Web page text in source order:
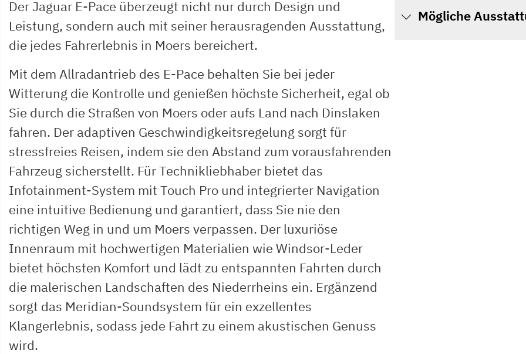
Der Jaguar E-Pace überzeugt nicht nur durch Design und
Leistung, sondern auch mit seiner herausragenden Ausstattung,
die jedes Fahrerlebnis in Moers bereichert.
Mit dem Allradantrieb des E-Pace behalten Sie bei jeder
Witterung die Kontrolle und genießen höchste Sicherheit, egal ob
Sie durch die Straßen von Moers oder aufs Land nach Dinslaken
fahren. Der adaptiven Geschwindigkeitsregelung sorgt für
stressfreies Reisen, indem sie den Abstand zum vorausfahrenden
Fahrzeug sicherstellt. Für Technikliebhaber bietet das
Infotainment-System mit Touch Pro und integrierter Navigation
eine intuitive Bedienung und garantiert, dass Sie nie den
richtigen Weg in und um Moers verpassen. Der luxuriöse
Innenraum mit hochwertigen Materialien wie Windsor-Leder
bietet höchsten Komfort und lädt zu entspannten Fahrten durch
die malerischen Landschaften des Niederrheins ein. Ergänzend
sorgt das Meridian-Soundsystem für ein exzellentes
Klangerlebnis, sodass jede Fahrt zu einem akustischen Genuss
wird.
Mögliche